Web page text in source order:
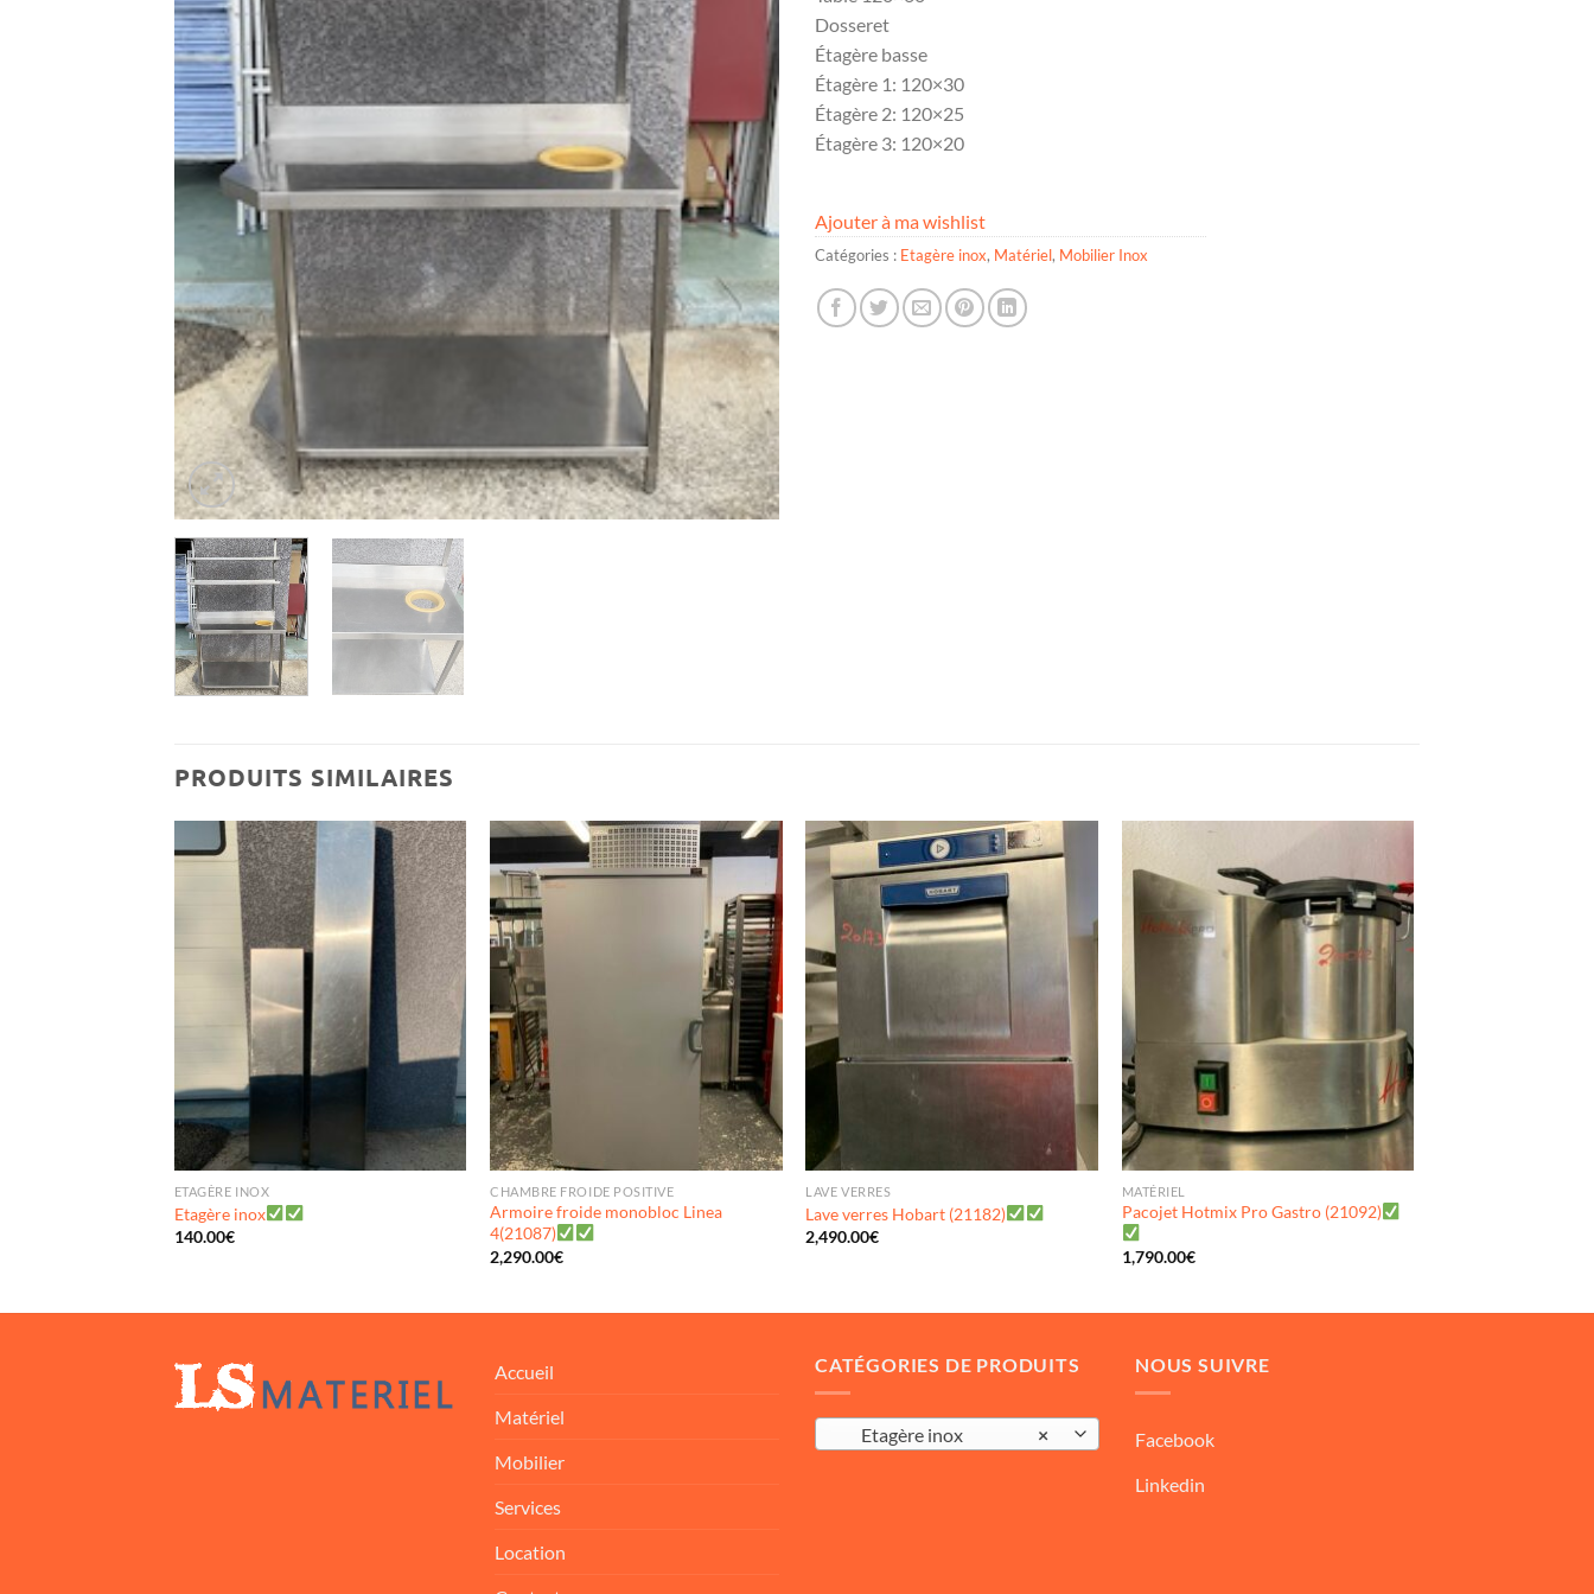
Dosseret
Étagère basse
Étagère 1: 120×30
Étagère 2: 120×25
Étagère 3: 120×20
Ajouter à ma wishlist
Catégories : Etagère inox, Matériel, Mobilier Inox
PRODUITS SIMILAIRES
Ajouter
à ma
wishlist
ETAGÈRE INOX
Etagère inox
140.00€
à ma
wishlist
CHAMBRE FROIDE POSITIVE
Armoire froide monobloc Linea
4(21087)
2,290.00€
LAVE VERRES
Lave verres Hobart (21182)
2,490.00€
Ajouter
à ma
wishlist
MATÉRIEL
Pacojet Hotmix Pro Gastro (21092)
1,790.00€
Accueil
Matériel
Mobilier
Services
Location
CATÉGORIES DE PRODUITS
×
Etagère inox
NOUS SUIVRE
Facebook
Linkedin